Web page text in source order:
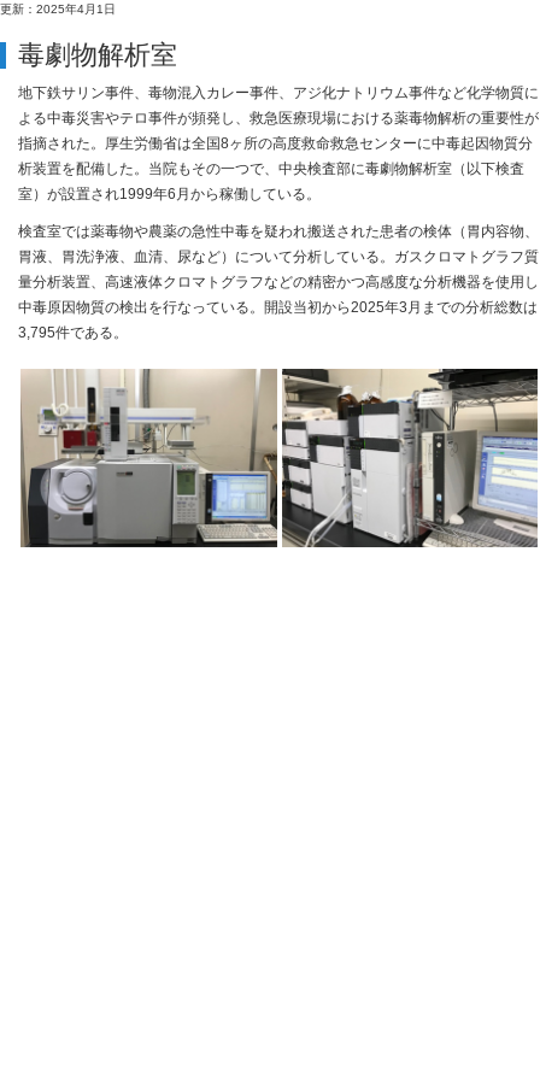
更新：2025年4月1日
毒劇物解析室
地下鉄サリン事件、毒物混入カレー事件、アジ化ナトリウム事件など化学物質に
よる中毒災害やテロ事件が頻発し、救急医療現場における薬毒物解析の重要性が
指摘された。厚生労働省は全国8ヶ所の高度救命救急センターに中毒起因物質分
析装置を配備した。当院もその一つで、中央検査部に毒劇物解析室（以下検査
室）が設置され1999年6月から稼働している。
検査室では薬毒物や農薬の急性中毒を疑われ搬送された患者の検体（胃内容物、
胃液、胃洗浄液、血清、尿など）について分析している。ガスクロマトグラフ質
量分析装置、高速液体クロマトグラフなどの精密かつ高感度な分析機器を使用し
中毒原因物質の検出を行なっている。開設当初から2025年3月までの分析総数は
3,795件である。